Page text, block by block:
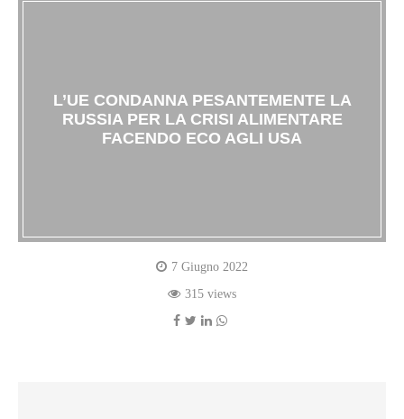
L’UE CONDANNA PESANTEMENTE LA
RUSSIA PER LA CRISI ALIMENTARE
FACENDO ECO AGLI USA
7 Giugno 2022
315 views